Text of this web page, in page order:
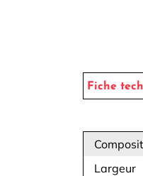
Fiche
Largeur